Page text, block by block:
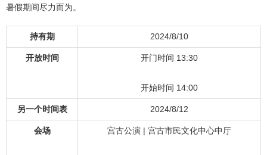
暑假期间尽力而为。
持有期 2024/8/10
开放时间 开门时间 13:30
开始时间 14:00
另一个时间表 2024/8/12
会场 宫古公演 | 宫古市民文化中心中厅